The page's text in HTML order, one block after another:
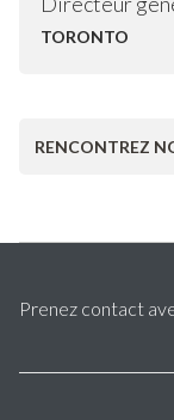
TORONTO
RENCONTREZ
Prenez contact